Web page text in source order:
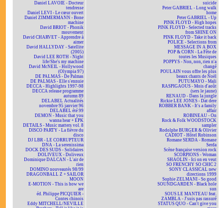
Daniel LAVOIE - Docteur
tendresse
Daniel LEVI - Le cœur ouvert
Daniel ZIMMERMANN - Bone
machine
David BRIOT - Phonik
mouvement
David CHARVET - Apprendre à
aimer
David HALLYDAY - Satellite
(2005)
David LEE ROTH - Night
life/She's my machine
David McNEIL - Hollywood
(Olympia 97)
DE PALMAS - De Palmas
DE PALMAS - Elle s'ennuie
DECCA - Highlights 1997-98
DECCA release programme
autumn 89
DELABEL Actualités
novembre 95 janvier 96
DELABEL été 99
DEMON - Music that you
wanna hear + EPK
DETAILS - Music matters vol. 8
DISCO PARTY - La fièvre du
disco
DJ LBR - LE CORRUPTEUR
DNA - La serenissima
DOCK DES SUDS - Solidaires
DOLIVEUX - Doliveux
Dominique DALCAN - L'air de
rien
DOMINO nouveautés 98/99
DRAGONBALL Z + SAILOR
MOON
E-MOTION - This is how we
are
éd. Philippe PICQUIER -
Contes chinois
Eddy MITCHELL/NEVILLE
suicide
Peter GABRIEL - Long walk
home
Peter GABRIEL - Up
PINK FLOYD - High hopes
PINK FLOYD - Selected tracks
from SHINE ON
PINK FLOYD - Take it back
POLICE - Selections from
MESSAGE IN A BOX
POP & CORN - La Fête de
toutes les Musiques
POPPYS - Non, non, rien n'a
changé
POULAIN vous offre les plus
beaux chants de Noël
PUTUMAYO - Mali
RASPIGAOUS - Mois d'août
(sers le jaune)
RENAUD - Dans la jungle
Rickie LEE JONES - Dat dere
ROBBER BANK - It's a family
affair
ROBINEAU - On
Rock & Folk WOODSTOCK
sampler
Rodolphe BURGER & Olivier
CADIOT - Hôtel Robinson
Romane SERDA - Romane
Serda
Scène française version rock
SCORPIONS - Woman
SHAOLIN - Ici on en veut
SO FRENCHY SO CHIC 2
SONY CLASSICAL new
directions 1999
Sophie ZELMANI - So good
SOUNDGARDEN - Black hole
sun
SOUS LE MANTEAU feat.
ZAMBLA - J'suis pas rassuré
STATUS QUO - Can't give you